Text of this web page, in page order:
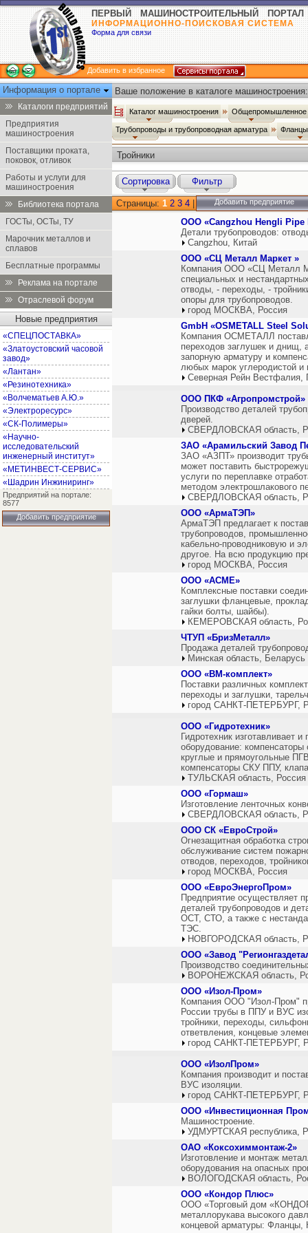
ПЕРВЫЙ МАШИНОСТРОИТЕЛЬНЫЙ ПОРТАЛ
ИНФОРМАЦИОННО-ПОИСКОВАЯ СИСТЕМА
Форма для связи
Добавить в избранное
Информация о портале
Каталоги предприятий
Предприятия
машиностроения
Поставщики проката,
поковок, отливок
Работы и услуги для
машиностроения
Библиотека портала
ГОСТы, ОСТы, ТУ
Марочник металлов и
сплавов
Бесплатные программы
Реклама на портале
Отраслевой форум
Новые предприятия
«СПЕЦПОСТАВКА»
«Златоустовский часовой
завод»
«Лантан»
«Резинотехника»
«Волчематьев А.Ю.»
«Электроресурс»
«СК-Полимеры»
«Научно-
исследовательский
инженерный институт»
«МЕТИНВЕСТ-СЕРВИС»
«Шадрин Инжиниринг»
Предприятий на портале:
8577
Добавить предприятие
Ваше положение в каталоге машиностроения:
Каталог машиностроения Общепромышленное
Трубопроводы и трубопроводная арматура Фланцы
Тройники
Сортировка Фильтр
Страницы: 1 2 3 4 Добавить предприятие
ООО «Cangzhou Hengli Pipe
Детали трубопроводов:
Cangzhou, Китай
ООО «CЦ Металл Маркет »
Компания ООО «СЦ Металл
специальных и
отводы, - переходы, -
опоры для трубопроводов.
город МОСКВА, Россия
GmbH «OSMETALL Steel
Компания ОСМЕТАЛЛ
переходов заглушек и днищ,
запорную арматуру и
любых марок углеродистой
Северная Рейн Вестфалия,
OOO ПКФ «Агропромстрой»
Производство деталей
дверей.
СВЕРДЛОВСКАЯ область,
ЗАО «Арамильский Завод
ЗАО «АЗПТ» производит
может поставить
услуги по переплавке
методом электрошлакового
СВЕРДЛОВСКАЯ область,
ООО «АрмаТЭП»
АрмаТЭП предлагает к
трубопроводов,
кабельно-проводниковую и
другое. На всю продукцию
город МОСКВА, Россия
ООО «АСМЕ»
Комплексные поставки
заглушки фланцевые,
гайки болты, шайбы).
КЕМЕРОВСКАЯ область,
ЧТУП «БризМеталл»
Продажа деталей
Минская область, Беларусь
ООО «ВМ-комплект»
Поставки различных
переходы и заглушки,
город САНКТ-ПЕТЕРБУРГ,
ООО «Гидротехник»
Гидротехник изготавливает
оборудование:
круглые и прямоугольные
компенсаторы СКУ ППУ,
ТУЛЬСКАЯ область, Россия
ООО «Гормаш»
Изготовление ленточных
СВЕРДЛОВСКАЯ область,
ООО СК «ЕвроСтрой»
Огнезащитная обработка
обслуживание систем
отводов, переходов,
город МОСКВА, Россия
ООО «ЕвроЭнергоПром»
Предприятие осуществляет
деталей трубопроводов и
ОСТ, СТО, а также с
ТЭС.
НОВГОРОДСКАЯ область,
ООО «Завод
Производство
ВОРОНЕЖСКАЯ область,
ООО «Изол-Пром»
Компания ООО "Изол-Пром"
России трубы в ППУ и ВУС
тройники, переходы,
ответвления, концевые
город САНКТ-ПЕТЕРБУРГ,
ООО «ИзолПром»
Компания производит и
ВУС изоляции.
город САНКТ-ПЕТЕРБУРГ,
ООО «Инвестиционная
Машиностроение.
УДМУРТСКАЯ республика,
ОАО «Коксохиммонтаж-2»
Изготовление и монтаж
оборудования на опасных
ВОЛОГОДСКАЯ область,
ООО «Кондор Плюс»
ООО «Торговый дом
металлорукава высокого
концевой арматуры: Фланцы,